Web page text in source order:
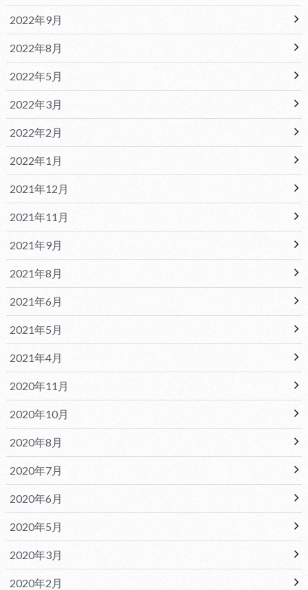
2022年9月
2022年8月
2022年5月
2022年3月
2022年2月
2022年1月
2021年12月
2021年11月
2021年9月
2021年8月
2021年6月
2021年5月
2021年4月
2020年11月
2020年10月
2020年8月
2020年7月
2020年6月
2020年5月
2020年3月
2020年2月